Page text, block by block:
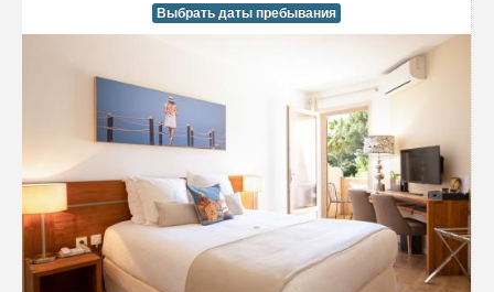
Выбрать даты пребывания